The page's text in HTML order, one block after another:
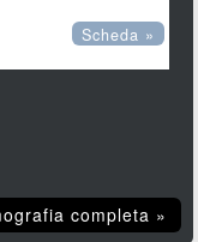
Scheda »
completa »